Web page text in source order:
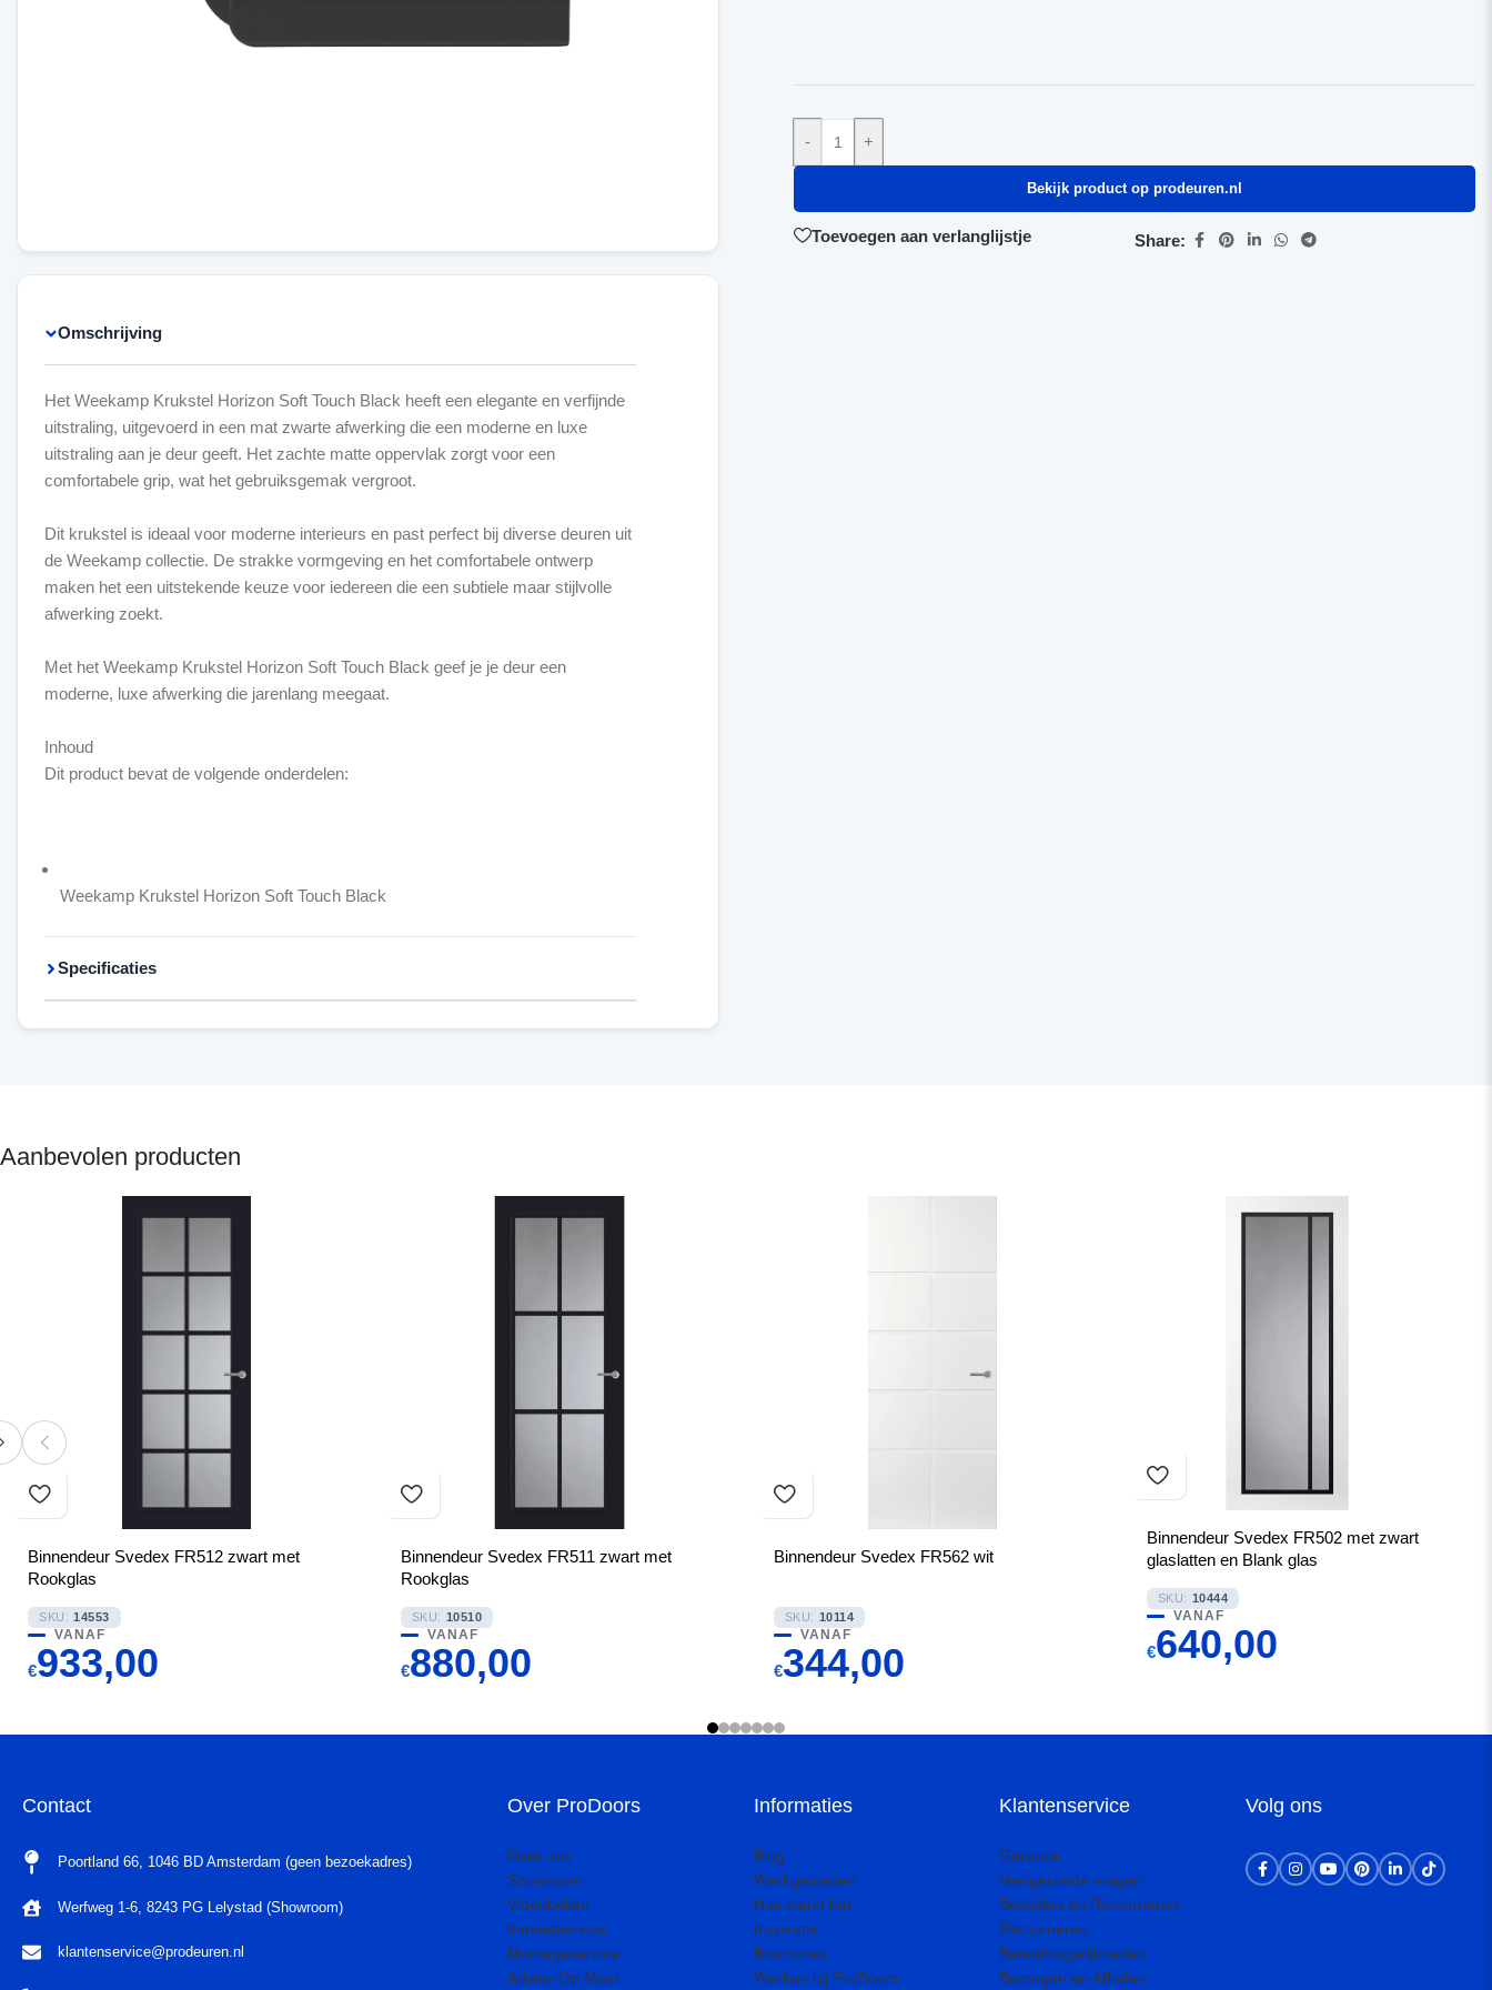
Omschrijving
Het Weekamp Krukstel Horizon Soft Touch Black heeft een elegante en verfijnde
uitstraling, uitgevoerd in een mat zwarte afwerking die een moderne en luxe
uitstraling aan je deur geeft. Het zachte matte oppervlak zorgt voor een
comfortabele grip, wat het gebruiksgemak vergroot.
Dit krukstel is ideaal voor moderne interieurs en past perfect bij diverse deuren uit
de Weekamp collectie. De strakke vormgeving en het comfortabele ontwerp
maken het een uitstekende keuze voor iedereen die een subtiele maar stijlvolle
afwerking zoekt.
Met het Weekamp Krukstel Horizon Soft Touch Black geef je je deur een
moderne, luxe afwerking die jarenlang meegaat.
Inhoud
Dit product bevat de volgende onderdelen:
Weekamp Krukstel Horizon Soft Touch Black
Specificaties
- +
Bekijk product op prodeuren.nl
Toevoegen aan verlanglijstje Share:
Aanbevolen producten
Binnendeur Svedex FR512 zwart met
Rookglas
SKU: 14553
VANAF
€933,00
Binnendeur Svedex FR511 zwart met
Rookglas
SKU: 10510
VANAF
€880,00
Binnendeur Svedex FR562 wit
SKU: 10114
VANAF
€344,00
Binnendeur Svedex FR502 met zwart
glaslatten en Blank glas
SKU: 10444
VANAF
€640,00
Contact
Poortland 66, 1046 BD Amsterdam (geen bezoekadres)
Werfweg 1-6, 8243 PG Lelystad (Showroom)
klantenservice@prodeuren.nl
Over ProDoors
Over ons
Showroom
Videobellen
Inmeetservice
Montageservice
Advies Op Maat
Informaties
Blog
Werkgebieden
Hoe werkt het
Inspiratie
Brochures
Werken bij ProDoors
Klantenservice
Garantie
Veelgestelde vragen
Bestellen en Retourneren
Retourneren
Betaalmogelijkheden
Bezorgen en Afhalen
Volg ons